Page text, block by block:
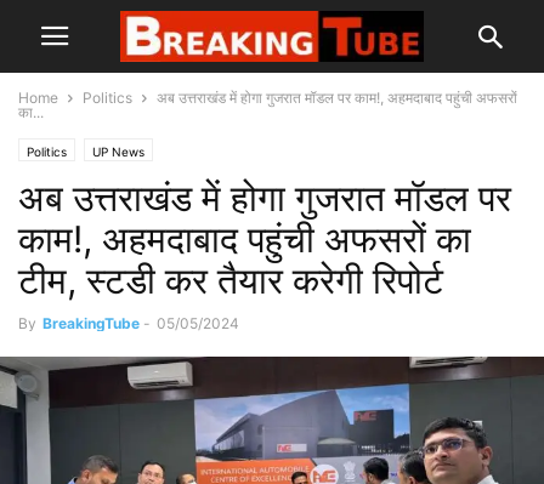
Home Politics
अब उत्तराखंड में होगा गुजरात मॉडल पर काम!, अहमदाबाद पहुंची अफसरों
का...
Politics UP News
अब उत्तराखंड में होगा गुजरात मॉडल पर
काम!, अहमदाबाद पहुंची अफसरों का
टीम, स्टडी कर तैयार करेगी रिपोर्ट
By BreakingTube - 05/05/2024